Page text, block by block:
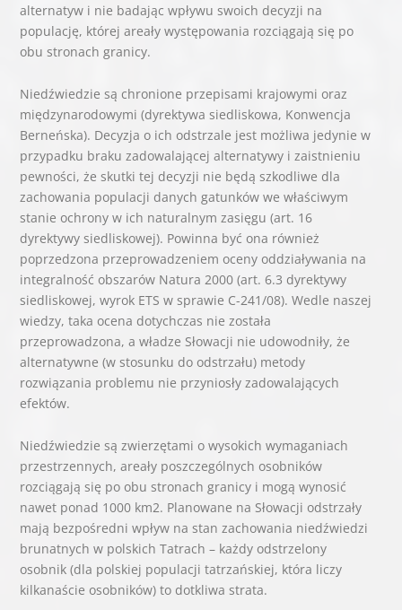
alternatyw i nie badając wpływu swoich decyzji na
populację, której areały występowania rozciągają się po
obu stronach granicy.
Niedźwiedzie są chronione przepisami krajowymi oraz
międzynarodowymi (dyrektywa siedliskowa, Konwencja
Berneńska). Decyzja o ich odstrzale jest możliwa jedynie w
przypadku braku zadowalającej alternatywy i zaistnieniu
pewności, że skutki tej decyzji nie będą szkodliwe dla
zachowania populacji danych gatunków we właściwym
stanie ochrony w ich naturalnym zasięgu (art. 16
dyrektywy siedliskowej). Powinna być ona również
poprzedzona przeprowadzeniem oceny oddziaływania na
integralność obszarów Natura 2000 (art. 6.3 dyrektywy
siedliskowej, wyrok ETS w sprawie C-241/08). Wedle naszej
wiedzy, taka ocena dotychczas nie została
przeprowadzona, a władze Słowacji nie udowodniły, że
alternatywne (w stosunku do odstrzału) metody
rozwiązania problemu nie przyniosły zadowalających
efektów.
Niedźwiedzie są zwierzętami o wysokich wymaganiach
przestrzennych, areały poszczególnych osobników
rozciągają się po obu stronach granicy i mogą wynosić
nawet ponad 1000 km2. Planowane na Słowacji odstrzały
mają bezpośredni wpływ na stan zachowania niedźwiedzi
brunatnych w polskich Tatrach – każdy odstrzelony
osobnik (dla polskiej populacji tatrzańskiej, która liczy
kilkanaście osobników) to dotkliwa strata.